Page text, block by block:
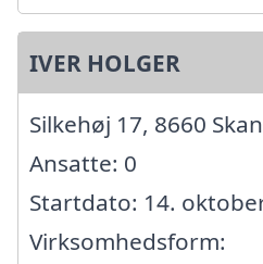
IVER HOLGER
Silkehøj 17, 8660
Ansatte: 0
Startdato: 14.
Virksomhedsform: